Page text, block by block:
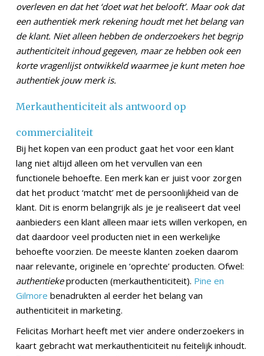
overleven en dat het ‘doet wat het belooft’. Maar ook dat
een authentiek merk rekening houdt met het belang van
de klant. Niet alleen hebben de onderzoekers het begrip
authenticiteit inhoud gegeven, maar ze hebben ook een
korte vragenlijst ontwikkeld waarmee je kunt meten hoe
authentiek jouw merk is.
Merkauthenticiteit als antwoord op
commercialiteit
Bij het kopen van een product gaat het voor een klant
lang niet altijd alleen om het vervullen van een
functionele behoefte. Een merk kan er juist voor zorgen
dat het product ‘matcht’ met de persoonlijkheid van de
klant. Dit is enorm belangrijk als je je realiseert dat veel
aanbieders een klant alleen maar iets willen verkopen, en
dat daardoor veel producten niet in een werkelijke
behoefte voorzien. De meeste klanten zoeken daarom
naar relevante, originele en ‘oprechte’ producten. Ofwel:
authentiekeproducten (merkauthenticiteit). Pine en
Gilmore benadrukten al eerder het belang van
authenticiteit in marketing.
Felicitas Morhart heeft met vier andere onderzoekers in
kaart gebracht wat merkauthenticiteit nu feitelijk inhoudt.